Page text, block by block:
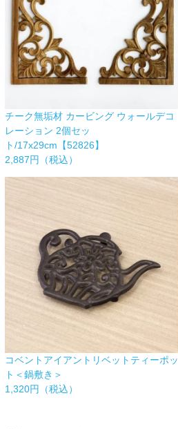
チーク無垢材 カービング ウォールデコ
レーション 2個セッ
ト/17x29cm【52826】
2,887円（税込）
コベントアイアントリベットティーポッ
ト＜鍋敷き＞
1,320円（税込）